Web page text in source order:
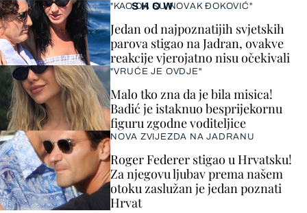
SHOW
"KAO DA SU NOVAK ĐOKOVIĆ"
Jedan od najpoznatijih svjetskih
parova stigao na Jadran, ovakve
reakcije vjerojatno nisu očekivali
"VRUĆE JE OVDJE"
Malo tko zna da je bila misica!
Badić je istaknuo besprijekornu
figuru zgodne voditeljice
NOVA ZVIJEZDA NA JADRANU
Roger Federer stigao u Hrvatsku!
Za njegovu ljubav prema našem
otoku zaslužan je jedan poznati
Hrvat